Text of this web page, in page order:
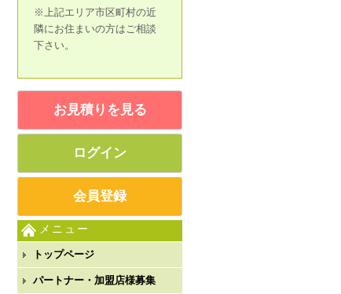
※上記エリア市区町村の近
隣にお住まいの方はご相談
下さい。
お見積りを見る
ログイン
会員登録
メニュー
トップページ
パートナー・加盟店様募集